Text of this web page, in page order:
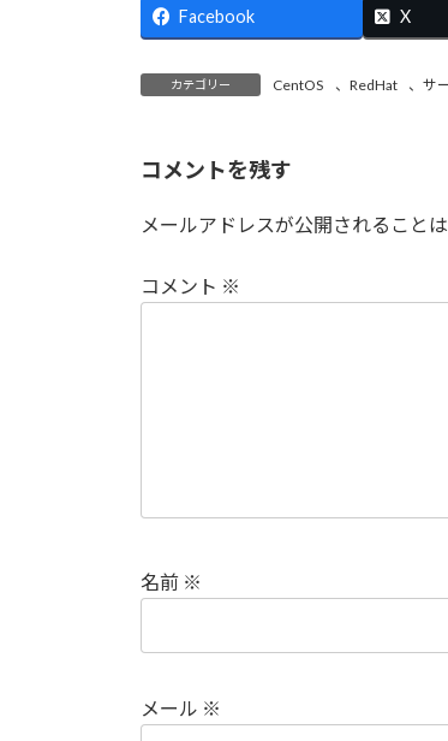
Facebook X
カテゴリー CentOS 、 RedHat 、サ
コメントを残す
メールアドレスが公開されることは
コメント ※
名前 ※
メール ※